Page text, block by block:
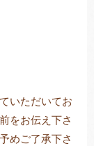
いただいてお
をお伝え下さ
めご了承下さ